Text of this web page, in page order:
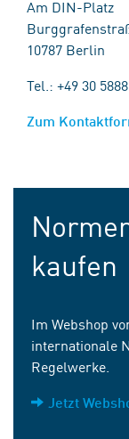
Am DIN-Platz
10787 Berlin
Tel.: +49 30
Zum
kaufen
Im Webshop
internationale
Regelwerke.
Jetzt